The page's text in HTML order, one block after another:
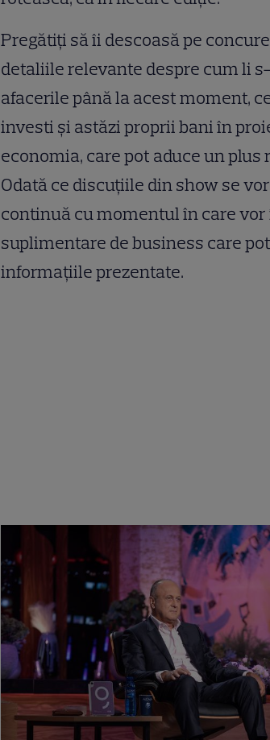
Pregătiți să îi descoasă pe
detaliile relevante despre cum li
afacerile până la acest moment,
investi și astăzi proprii bani în
economia, care pot aduce un plus
Odată ce discuțiile din show se
continuă cu momentul în care
suplimentare de business care
informațiile prezentate.